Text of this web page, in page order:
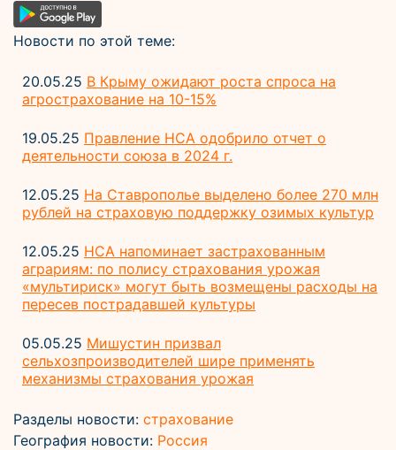
Новости по этой теме:
20.05.25 В Крыму ожидают роста спроса на
агрострахование на 10-15%
19.05.25 Правление НСА одобрило отчет о
деятельности союза в 2024 г.
12.05.25 На Ставрополье выделено более 270 млн
рублей на страховую поддержку озимых культур
12.05.25 НСА напоминает застрахованным
аграриям: по полису страхования урожая
«мультириск» могут быть возмещены расходы на
пересев пострадавшей культуры
05.05.25 Мишустин призвал
сельхозпроизводителей шире применять
механизмы страхования урожая
Разделы новости: страхование
География новости: Россия